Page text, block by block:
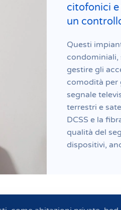
citofonici
un
Questi
condominiali,
gestire gli
comodità per
segnale
terrestri e
DCSS e la
qualità del
dispositivi,